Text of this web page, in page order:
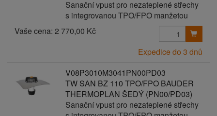
Sanační vpust pro nezateplené střechy
s integrovanou TPO/FPO manžetou
Vaše cena: 2 770,00 Kč
Expedice do 3 dnů
V08P3010M3041PN00PD03
TW SAN BZ 110 TPO/FPO BAUDER
THERMOPLAN ŠEDÝ (PN00/PD03)
Sanační vpust pro nezateplené střechy